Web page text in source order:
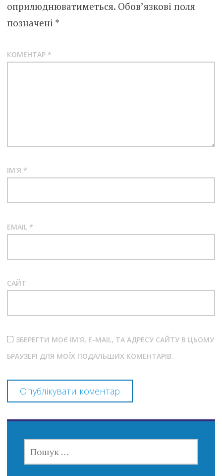
оприлюднюватиметься. Обов’язкові поля
позначені *
КОМЕНТАР *
ІМ'Я *
EMAIL *
САЙТ
ЗБЕРЕГТИ МОЄ ІМ'Я, E-MAIL, ТА АДРЕСУ САЙТУ В ЦЬОМУ
БРАУЗЕРІ ДЛЯ МОЇХ ПОДАЛЬШИХ КОМЕНТАРІВ.